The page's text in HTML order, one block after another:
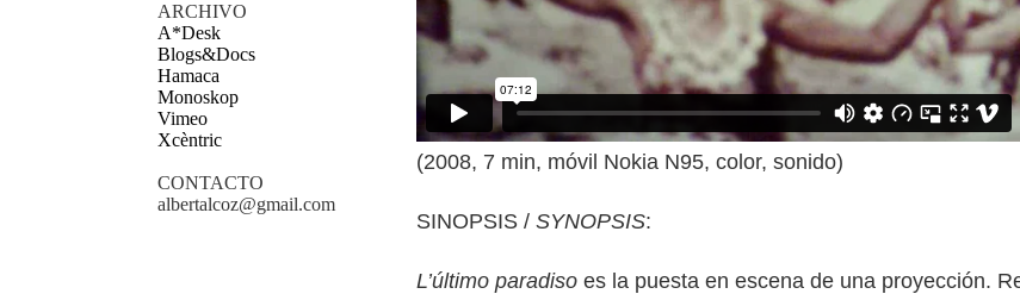
(2008, 7 min, móvil Nokia N95, color, sonido)
SINOPSIS / SYNOPSIS:
L’último paradiso es la puesta en escena de una proyección.
ARCHIVO
A*Desk
Blogs&Docs
Hamaca
Monoskop
Vimeo
Xcèntric
CONTACTO
albertalcoz@gmail.com